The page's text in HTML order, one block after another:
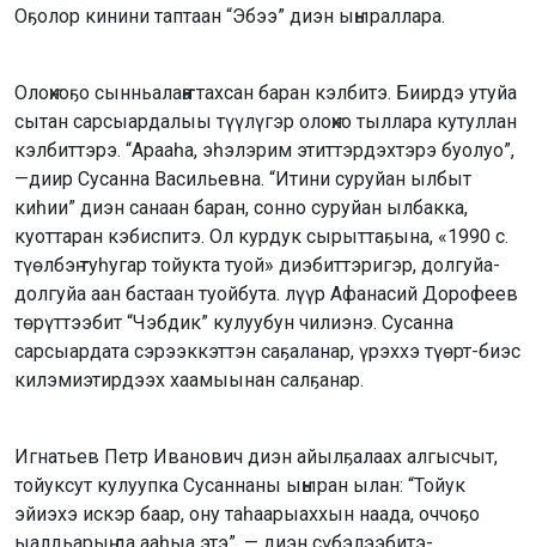
Оҕолор кинини таптаан “Эбээ” диэн ыҥыраллара.
Олоҥхоҕо сынньалаҥҥа тахсан баран кэлбитэ. Биирдэ утуйа
сытан сарсыардалыы түүлүгэр олоҥхо тыллара кутуллан
кэлбиттэрэ. “Арааһа, эһэлэрим этиттэрдэхтэрэ буолуо”,
—диир Сусанна Васильевна. “Итини суруйан ылбыт
киһии” диэн санаан баран, сонно суруйан ылбакка,
куоттаран кэбиспитэ. Ол курдук сырыттаҕына, «1990 с.
түөлбэҥ туһугар тойукта туой» диэбиттэригэр, долгуйа-
долгуйа аан бастаан туойбута. лүүр Афанасий Дорофеев
төрүттээбит “Чэбдик” кулуубун чилиэнэ. Сусанна
сарсыардата сэрээккэттэн саҕаланар, үрэххэ түөрт-биэс
килэмиэтирдээх хаамыынан салҕанар.
Игнатьев Петр Иванович диэн айылҕалаах алгысчыт,
тойуксут кулуупка Сусаннаны ыҥыран ылан: “Тойук
эйиэхэ искэр баар, ону таһаарыаххын наада, оччоҕо